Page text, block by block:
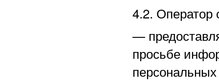
4.2. Оператор
—
просьбе